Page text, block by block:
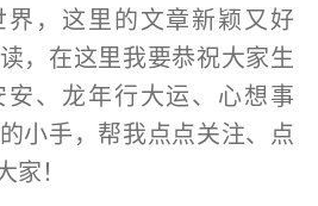
界，这里的文章新颖又好
，在这里我要恭祝大家生
安、龙年行大运、心想事
小手，帮我点点关注、点
家！